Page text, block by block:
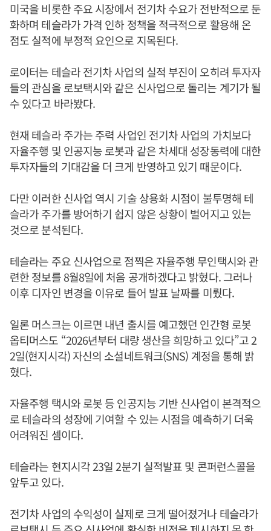
미국을 비롯한 주요 시장에서 전기차 수요가 전반적으로 둔
화하며 테슬라가 가격 인하 정책을 적극적으로 활용해 온
점도 실적에 부정적 요인으로 지목된다.
로이터는 테슬라 전기차 사업의 실적 부진이 오히려 투자자
들의 관심을 로보택시와 같은 신사업으로 돌리는 계기가 될
수 있다고 바라봤다.
현재 테슬라 주가는 주력 사업인 전기차 사업의 가치보다
자율주행 및 인공지능 로봇과 같은 차세대 성장동력에 대한
투자자들의 기대감을 더 크게 반영하고 있기 때문이다.
다만 이러한 신사업 역시 기술 상용화 시점이 불투명해 테
슬라가 주가를 방어하기 쉽지 않은 상황이 벌어지고 있는
것으로 분석된다.
테슬라는 주요 신사업으로 점찍은 자율주행 무인택시와 관
련한 정보를 8월8일에 처음 공개하겠다고 밝혔다. 그러나
이후 디자인 변경을 이유로 들어 발표 날짜를 미뤘다.
일론 머스크는 이르면 내년 출시를 예고했던 인간형 로봇
옵티머스도 “2026년부터 대량 생산을 희망하고 있다”고 2
2일(현지시각) 자신의 소셜네트워크(SNS) 계정을 통해 밝
혔다.
자율주행 택시와 로봇 등 인공지능 기반 신사업이 본격적으
로 테슬라의 성장에 기여할 수 있는 시점을 예측하기 더욱
어려워진 셈이다.
테슬라는 현지시각 23일 2분기 실적발표 및 콘퍼런스콜을
앞두고 있다.
전기차 사업의 수익성이 실제로 크게 떨어졌거나 테슬라가